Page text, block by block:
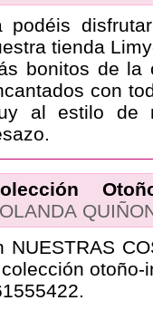
podéis
tienda
bonitos de la
con
al estilo de
NUESTRAS
otoño-